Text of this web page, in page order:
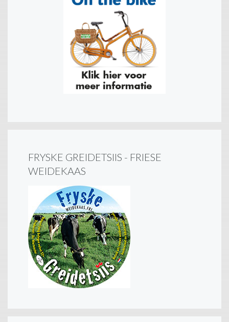
FRYSKE GREIDETSIIS - FRIESE
WEIDEKAAS